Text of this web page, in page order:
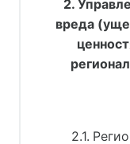
2.
вреда
2.1.